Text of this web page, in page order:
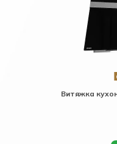
Витяжка